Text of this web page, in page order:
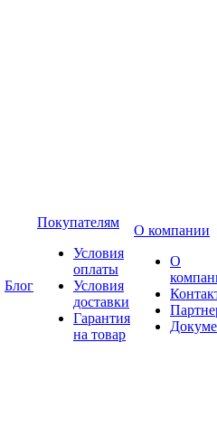
Блог
Покупателям
Условия
оплаты
Условия
доставки
Гарантия
на товар
О компании
О